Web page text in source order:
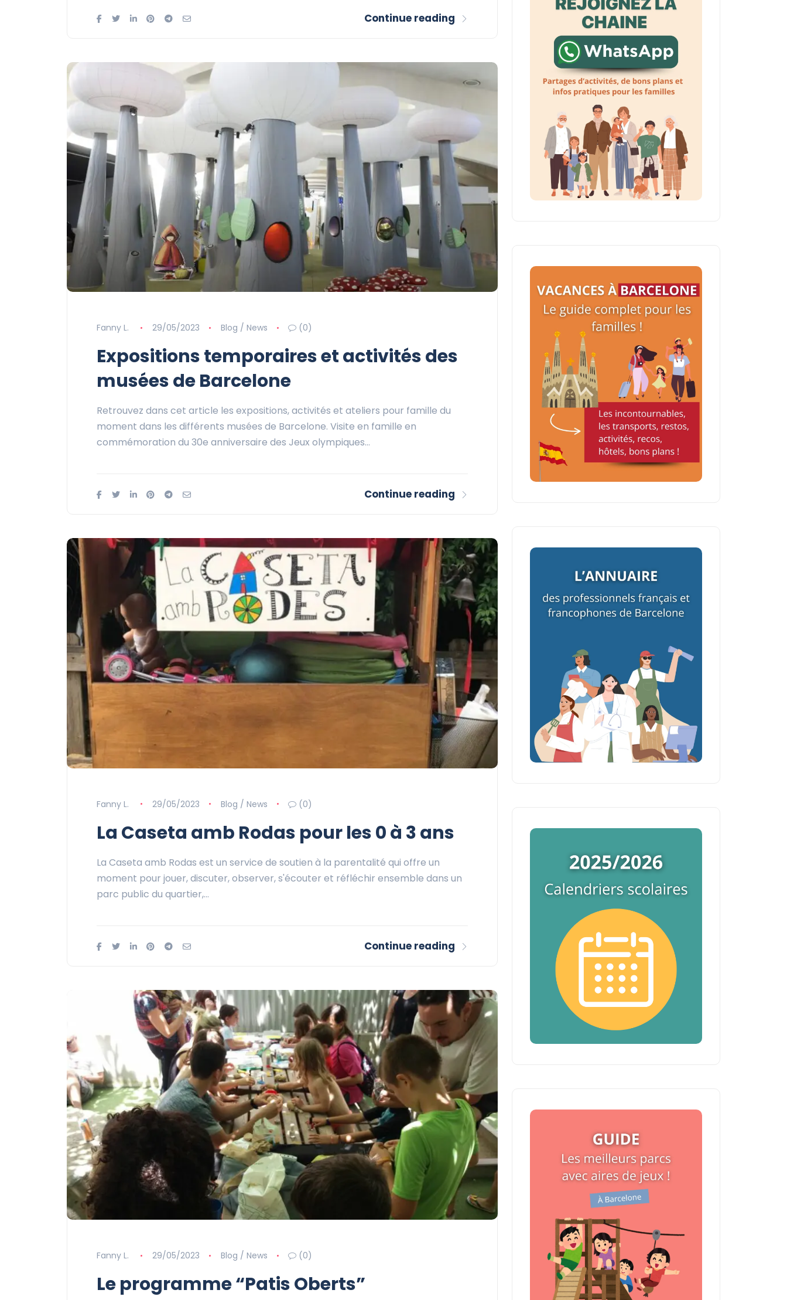
Continue reading
Fanny L. 29/05/2023 Blog / News (0)
Expositions temporaires et activités des
musées de Barcelone
Retrouvez dans cet article les expositions, activités et ateliers pour famille du
moment dans les différents musées de Barcelone. Visite en famille en
commémoration du 30e anniversaire des Jeux olympiques…
Continue reading
Fanny L. 29/05/2023 Blog / News (0)
La Caseta amb Rodas pour les 0 à 3 ans
La Caseta amb Rodas est un service de soutien à la parentalité qui offre un
moment pour jouer, discuter, observer, s'écouter et réfléchir ensemble dans un
parc public du quartier,…
Continue reading
Fanny L. 29/05/2023 Blog / News (0)
Le programme “Patis Oberts”